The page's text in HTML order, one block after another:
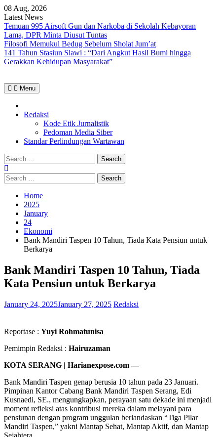
Skip
to
content
08 Aug, 2026
Latest News
Temuan 995 Airsoft Gun dan Narkoba di Sekolah Kebayoran
Lama, DPR Minta Diusut Tuntas
Filosofi Memukul Bedug Sebelum Sholat Jum’at
141 Tahun Stasiun Slawi : “Dari Angkut Hasil Bumi hingga
Gerakkan Kehidupan Masyarakat”
Menu
Redaksi
Kode Etik Jurnalistik
Pedoman Media Siber
Standar Perlindungan Wartawan
Search
for:
Search
for:
Home
2025
January
24
Ekonomi
Bank Mandiri Taspen 10 Tahun, Tiada Kata Pensiun untuk
Berkarya
Bank Mandiri Taspen 10 Tahun, Tiada
Kata Pensiun untuk Berkarya
January 24, 2025January 27, 2025 Redaksi
Reportase : Yuyi Rohmatunisa
Pemimpin Redaksi : Hairuzaman
KOTA SERANG | Harianexpose.com —
Bank Mandiri Taspen genap berusia 10 tahun pada 23 Januari.
Pimpinan Kantor Cabang Bank Mandiri Taspen Serang, Edi
Kusnaedi, SE., mengungkapkan, perayaan satu dekade ini menjadi
moment refleksi atas kontribusi mereka dalam melayani para
pensiunan dengan program unggulan berlandaskan “Tiga Pilar
Mandiri Taspen,” yakni Mantap Sehat, Mantap Aktif, dan Mantap
Sejahtera.